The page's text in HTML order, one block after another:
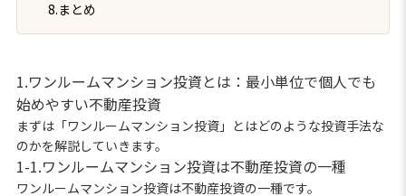
8.まとめ
1.ワンルームマンション投資とは：最小単位で個人でも
始めやすい不動産投資
まずは「ワンルームマンション投資」とはどのような投資手法な
のかを解説していきます。
1-1.ワンルームマンション投資は不動産投資の一種
ワンルームマンション投資は不動産投資の一種です。